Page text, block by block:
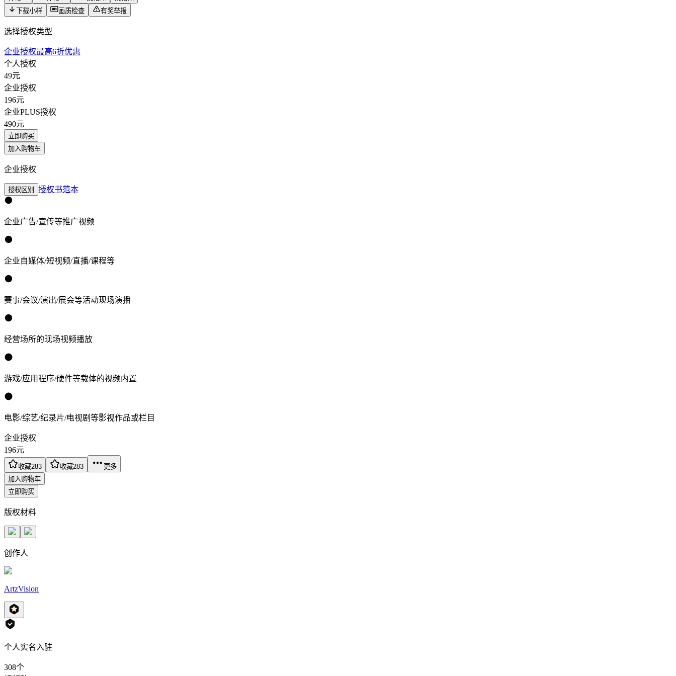
下载小样
画质检查 有奖举报
选择授权类型
企业授权最高6折优惠
个人授权
49元
企业授权
196元
企业PLUS授权
490元
立即购买
加入购物车
企业授权
授权区别 授权书范本
企业广告/宣传等推广视频
企业自媒体/短视频/直播/课程等
赛事/会议/演出/展会等活动现场演播
经营场所的现场视频播放
游戏/应用程序/硬件等载体的视频内置
电影/综艺/纪录片/电视剧等影视作品或栏目
企业授权
196元
收藏283 收藏283
更多
加入购物车
立即购买
版权材料
创作人
ArtzVision
个人实名入驻
308个